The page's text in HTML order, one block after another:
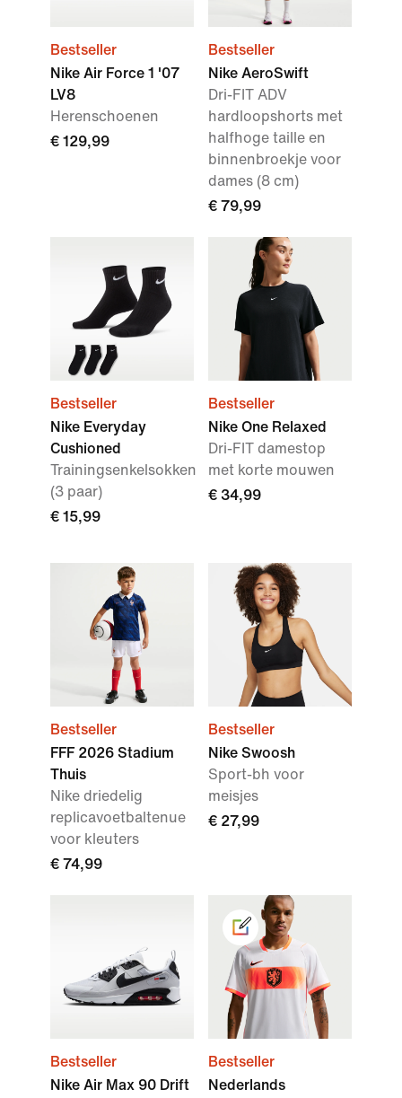
Bestseller
Nike Air Force 1 '07
LV8
Herenschoenen
€ 129,99
Bestseller
Nike AeroSwift
Dri-FIT ADV
hardloopshorts met
halfhoge taille en
binnenbroekje voor
dames (8 cm)
€ 79,99
Bestseller
Nike Everyday
Cushioned
Trainingsenkelsokken
(3 paar)
€ 15,99
Bestseller
Nike One Relaxed
Dri-FIT damestop
met korte mouwen
€ 34,99
Bestseller
FFF 2026 Stadium
Thuis
Nike driedelig
replicavoetbaltenue
voor kleuters
€ 74,99
Bestseller
Nike Swoosh
Sport-bh voor
meisjes
€ 27,99
Bestseller
Nike Air Max 90 Drift
Bestseller
Nederlands